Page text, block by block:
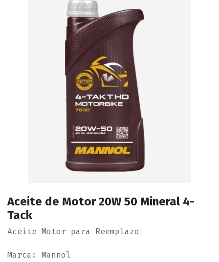
Aceite de Motor 20W 50 Mineral 4-
Tack
Aceite Motor para Reemplazo
Marca: Mannol